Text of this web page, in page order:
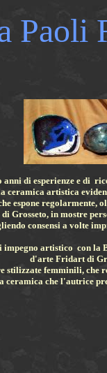
Paoli
di esperienze e di
ceramica artistica
espone regolarmente,
Grosseto, in mostre
consensi a volte
artistico con la
d'arte Fridart di
stilizzate femminili, che
ceramica che l'autrice